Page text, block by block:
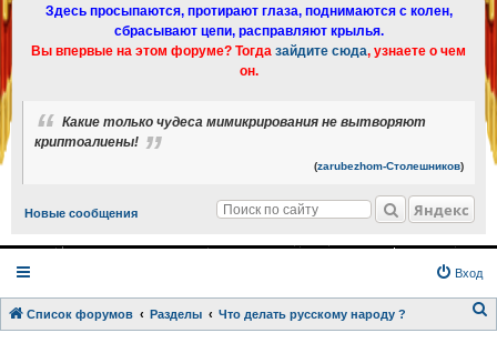
Здесь просыпаются, протирают глаза, поднимаются с колен,
сбрасывают цепи, расправляют крылья.
Вы впервые на этом форуме? Тогда зайдите сюда, узнаете о чем
он.
Какие только чудеса мимикрирования не вытворяют
криптоалиены!
(zarubezhom-Столешников)
Новые сообщения Яндекс
Вход
Список форумов Разделы Что делать русскому народу ?